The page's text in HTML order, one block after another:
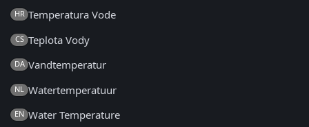
HR Temperatura Vode
CS Teplota Vody
DA Vandtemperatur
NL Watertemperatuur
EN Water Temperature